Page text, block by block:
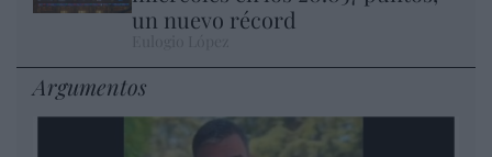
un nuevo récord
Argumentos